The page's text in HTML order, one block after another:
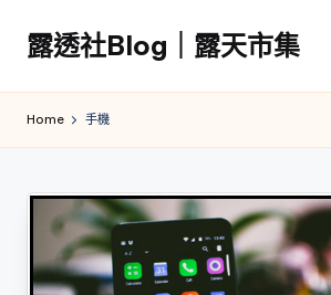
Skip
content
露透社Blog｜露天市集
社
集
Home 手機